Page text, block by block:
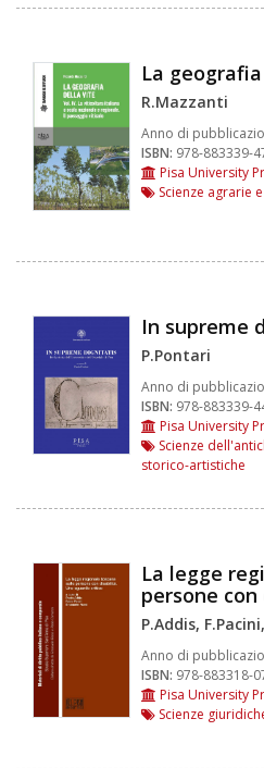
La
R.Mazzanti
Anno di
ISBN: 978-883339-
Pisa University
Scienze agrarie
In supreme
P.Pontari
Anno di
ISBN: 978-883339-
Pisa University
Scienze
storico-artistiche
La legge
persone
P.Addis,
Anno di
ISBN: 978-883318-
Pisa University
Scienze